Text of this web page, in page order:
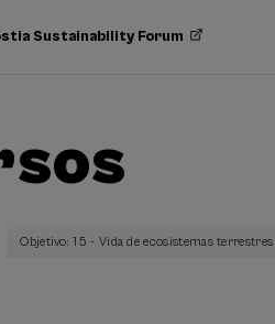
Sustainability Forum
Objetivo: 15 - Vida de ecosistemas terrestres